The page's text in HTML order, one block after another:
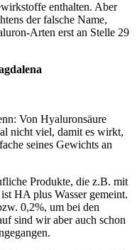
enthalten. Aber
der falsche Name,
Arten erst an Stelle 29
Von Hyaluronsäure
nicht viel, damit es wirkt,
seines Gewichts an
Produkte, die z.B. mit
HA plus Wasser gemeint.
0,2%, um bei den
sind wir aber auch schon